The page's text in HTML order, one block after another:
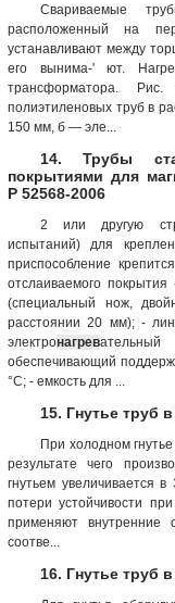
Свариваемые
расположенный на
устанавливают между
его вынима-' ют.
трансформатора.
полиэтиленовых труб в
150 мм, б — эле...
14. Трубы
покрытиями для
Р 52568-2006
2 или другую
испытаний) для
приспособление
отслаиваемого
(специальный нож,
расстоянии 20 мм); -
электронагрев
обеспечивающий
°C; - емкость для ...
15. Гнутье труб
При холодном
результате чего
гнутьем увеличивается
потери устойчивости
применяют внутренние
соотве...
16. Гнутье труб